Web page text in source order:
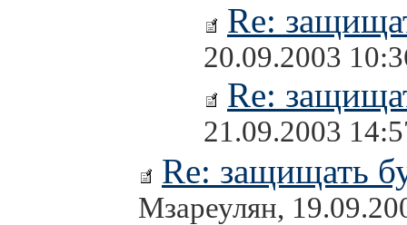
Re:
20.09.2003
Re:
21.09.2003
Re: защищать
Мзареулян,